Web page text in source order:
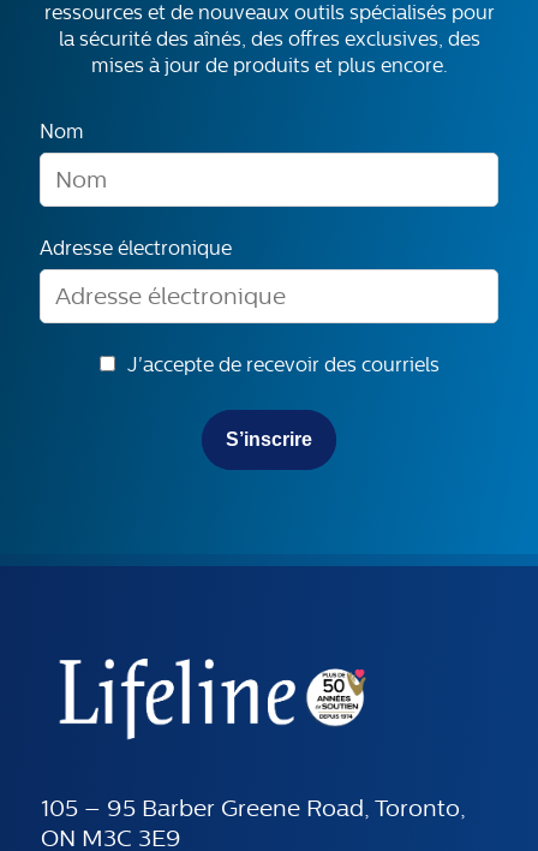
ressources et de nouveaux outils spécialisés pour
la sécurité des aînés, des offres exclusives, des
mises à jour de produits et plus encore.
Nom
Adresse électronique
J'accepte de recevoir des courriels
S’inscrire
105 – 95 Barber Greene Road, Toronto,
ON M3C 3E9